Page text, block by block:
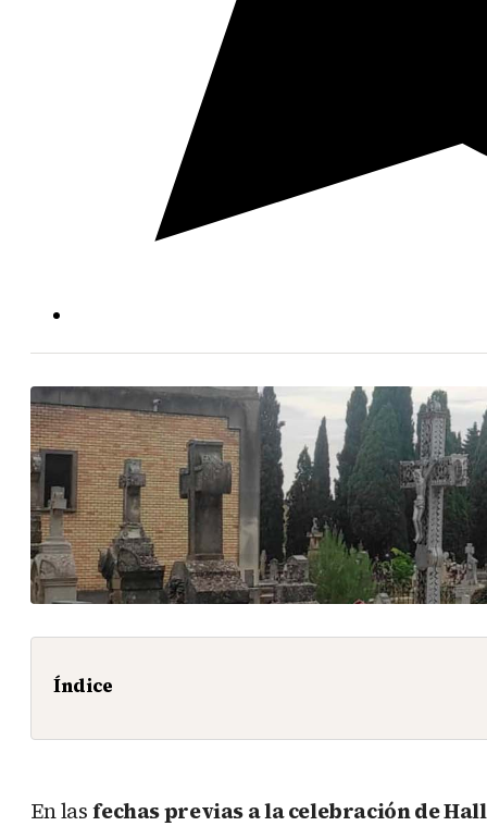
Índice
En lasfechas previas a la celebración de